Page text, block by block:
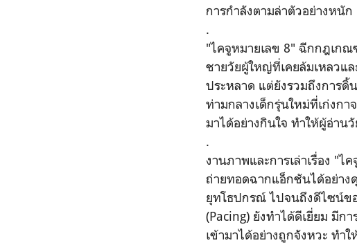
การกำลังตามล่าตัวอย่างหนัก
.
"ไคจูหมายเลข 8" ฉีกกฎเกณ
ชายวัยผู้ใหญ่ที่เคยล้มเหลวแ
ประหลาด แต่ยังรวมถึงการดิ้
ท่ามกลางเด็กรุ่นใหม่ที่เก่งก
มาได้อย่างกินใจ ทำให้ผู้อ่าน
.
งานภาพและการเล่าเรื่อง "ไ
ถ่ายทอดฉากแอ็กชันได้อย่าง
ยุทโธปกรณ์ ไปจนถึงดีไซน์ขอ
(Pacing) ยังทำได้ดีเยี่ยม มี
เข้ามาได้อย่างถูกจังหวะ ทำ